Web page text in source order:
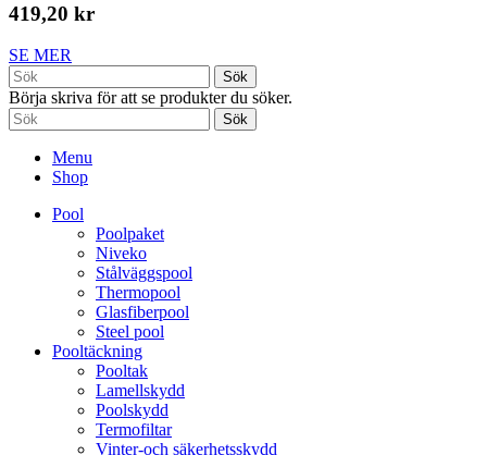
419,20 kr
SE MER
Sök
Börja skriva för att se produkter du söker.
Sök
Menu
Shop
Pool
Poolpaket
Niveko
Stålväggspool
Thermopool
Glasfiberpool
Steel pool
Pooltäckning
Pooltak
Lamellskydd
Poolskydd
Termofiltar
Vinter-och säkerhetsskydd